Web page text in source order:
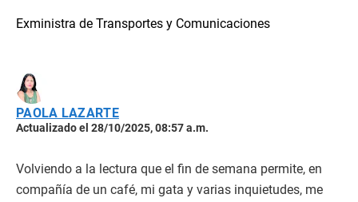
Exministra de Transportes y Comunicaciones
PAOLA LAZARTE
Actualizado el 28/10/2025, 08:57 a.m.
Volviendo a la lectura que el fin de semana permite, en
compañía de un café, mi gata y varias inquietudes, me